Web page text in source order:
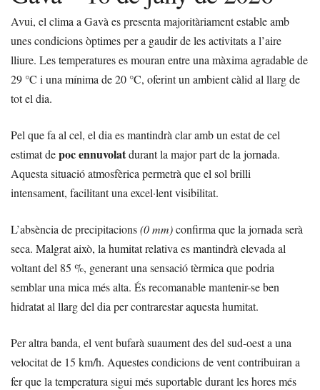
Avui, el clima a Gavà es presenta majoritàriament estable amb
unes condicions òptimes per a gaudir de les activitats a l’aire
lliure. Les temperatures es mouran entre una màxima agradable de
29 °C i una mínima de 20 °C, oferint un ambient càlid al llarg de
tot el dia.
Pel que fa al cel, el dia es mantindrà clar amb un estat de cel
estimat depoc ennuvolatdurant la major part de la jornada.
Aquesta situació atmosfèrica permetrà que el sol brilli
intensament, facilitant una excel·lent visibilitat.
L’absència de precipitacions(0 mm)confirma que la jornada serà
seca. Malgrat això, la humitat relativa es mantindrà elevada al
voltant del 85 %, generant una sensació tèrmica que podria
semblar una mica més alta. És recomanable mantenir-se ben
hidratat al llarg del dia per contrarestar aquesta humitat.
Per altra banda, el vent bufarà suaument des del sud-oest a una
velocitat de 15 km/h. Aquestes condicions de vent contribuiran a
fer que la temperatura sigui més suportable durant les hores més